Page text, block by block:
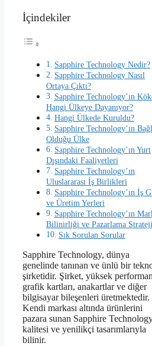
İçindekiler
Sapphire Technology Nedir?
Sapphire Technology Nasıl
Ortaya Çıktı?
Sapphire Technology’ın
Hangi Ülkeye Dayanıyor?
Hangi Ülkede Kuruldu?
Sapphire Technology’ın
Olduğu Ülke
Sapphire Technology’ın Yurt
Dışındaki Faaliyetleri
Sapphire Technology’ın
Uluslararası İş Birlikleri
Sapphire Technology’ın İş
ve Üretim Yerleri
Sapphire Technology’ın
Bilinirliği ve Pazarlama
Sık Sorulan Sorular
Sapphire Technology, dünya
genelinde tanınan ve ünlü bir
şirketidir. Şirket, yüksek
grafik kartları, anakartlar ve diğer
bilgisayar bileşenleri üretmektedir.
Kendi markası altında ürünlerini
pazara sunan Sapphire
kalitesi ve yenilikçi tasarımlarıyla
bilinir.